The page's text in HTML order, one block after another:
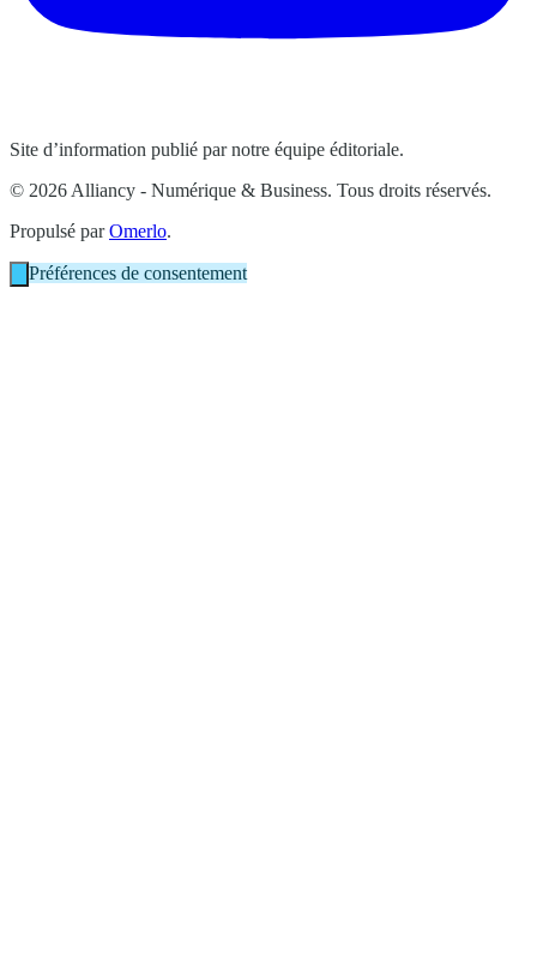
Site d’information publié par notre équipe éditoriale.
© 2026 Alliancy - Numérique & Business. Tous droits réservés.
Propulsé parOmerlo.
Préférences de consentement